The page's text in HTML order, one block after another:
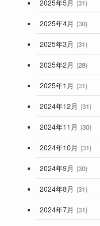
2025年5月 (31)
2025年4月 (30)
2025年3月 (31)
2025年2月 (28)
2025年1月 (31)
2024年12月 (31)
2024年11月 (30)
2024年10月 (31)
2024年9月 (30)
2024年8月 (31)
2024年7月 (31)